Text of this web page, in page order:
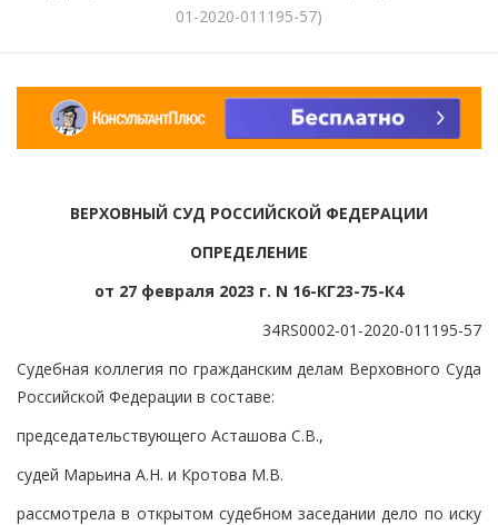
01-2020-011195-57)
ВЕРХОВНЫЙ СУД РОССИЙСКОЙ ФЕДЕРАЦИИ
ОПРЕДЕЛЕНИЕ
от 27 февраля 2023 г. N 16-КГ23-75-К4
34RS0002-01-2020-011195-57
Судебная коллегия по гражданским делам Верховного Суда
Российской Федерации в составе:
председательствующего Асташова С.В.,
судей Марьина А.Н. и Кротова М.В.
рассмотрела в открытом судебном заседании дело по иску